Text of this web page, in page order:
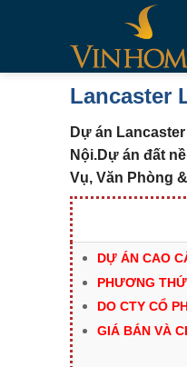
dung
Lancaster
Dự án
Nội.Dự án đất
Vụ, Văn Phòng
DỰ ÁN CAO
PHƯƠNG
DO CTY CỔ
GIÁ BÁN VÀ